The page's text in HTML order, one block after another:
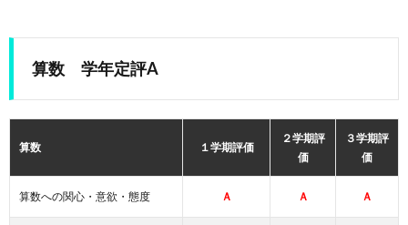
算数 学年定評A
算数 １学期評価
２学期評
価
３学期評
価
算数への関心・意欲・態度 Ａ Ａ Ａ